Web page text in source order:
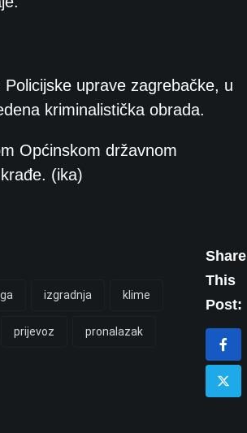
uprave zagrebačke, u
kriminalistička obrada.
Općinskom državnom
(ika)
izgradnja klime
prijevoz pronalazak
Share
This
Post: